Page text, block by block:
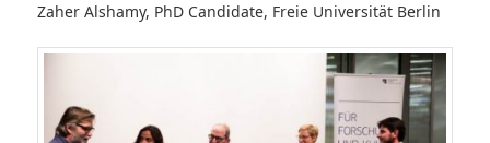
Zaher Alshamy, PhD Candidate, Freie Universität Berlin